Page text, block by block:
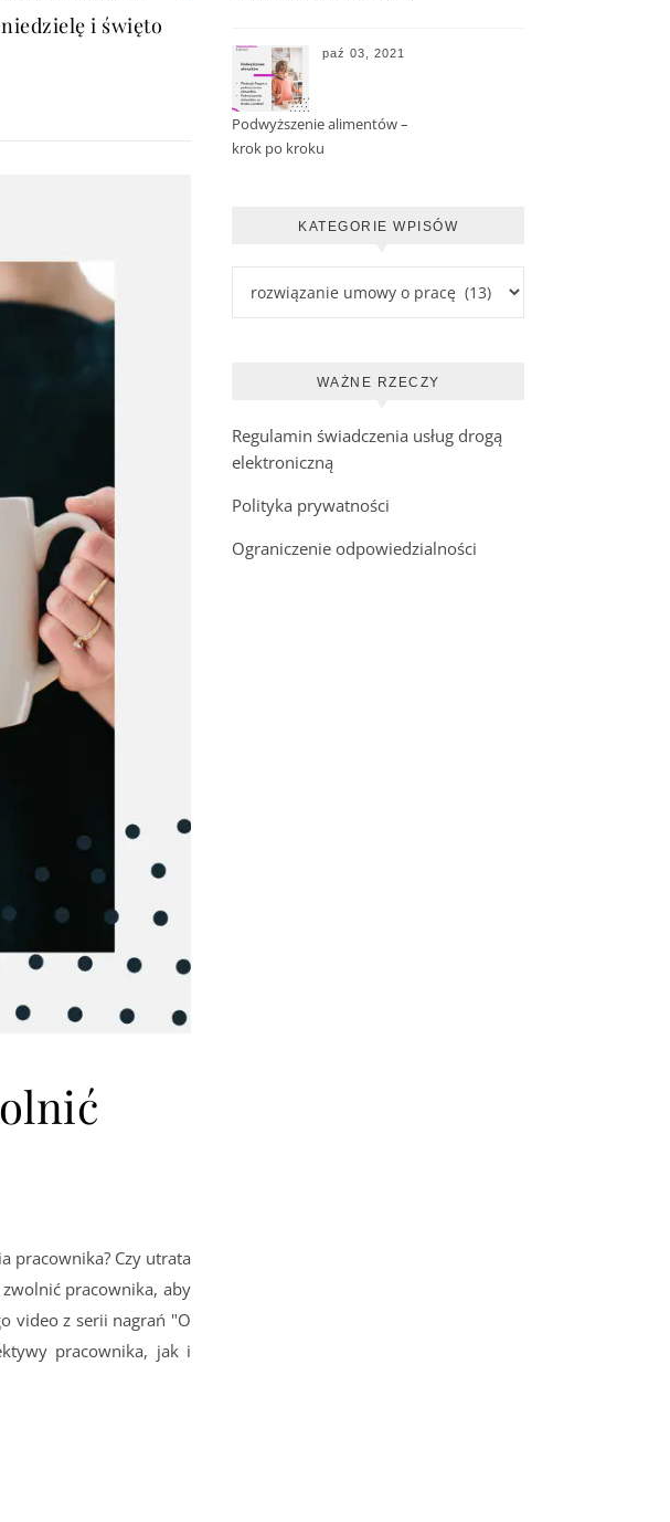
i święto
pracownika? Czy utrata
pracownika, aby
video z serii nagrań "O
pracownika, jak i
paź 03, 2021
Podwyższenie alimentów –
krok po kroku
KATEGORIE WPISÓW
WAŻNE RZECZY
Regulamin świadczenia usług drogą
elektroniczną
Polityka prywatności
Ograniczenie odpowiedzialności